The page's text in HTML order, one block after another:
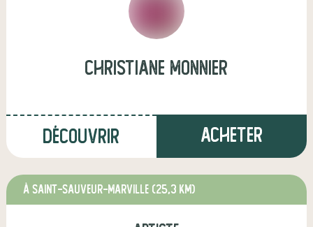
christiane monnier
Découvrir Acheter
à SAINT-SAUVEUR-MARVILLE (25,3 km)